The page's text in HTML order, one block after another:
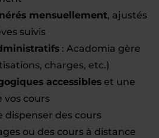
mensuellement, ajustés
suivis
: Acadomia gère
charges, etc.)
accessibles et une
vos cours
dispenser des cours
ou des cours à distance